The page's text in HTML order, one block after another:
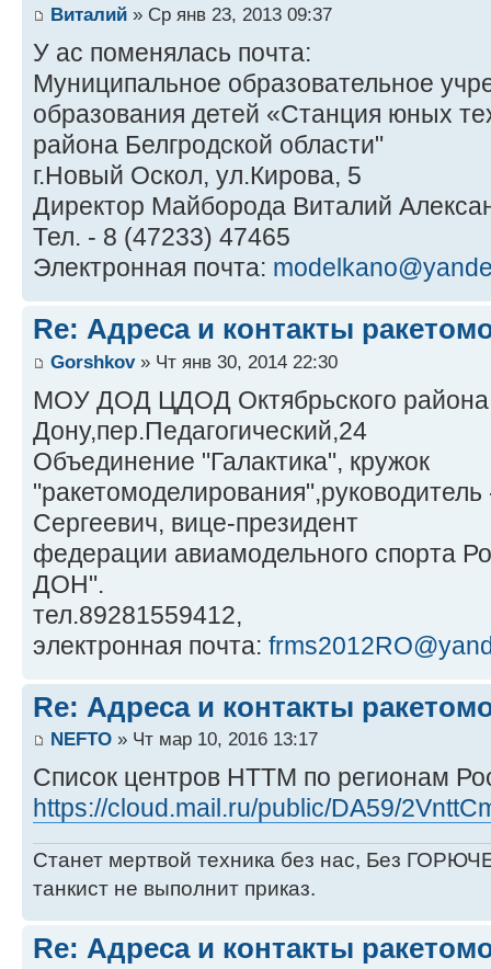
Виталий » Ср янв 23, 2013 09:37
У ас поменялась почта:
Муниципальное образовательное
образования детей «Станция юных
района Белгродской области"
г.Новый Оскол, ул.Кирова, 5
Директор Майборода Виталий
Тел. - 8 (47233) 47465
Электронная почта:
Re: Адреса и контакты
Gorshkov» Чт янв 30, 2014 22:30
МОУ ДОД ЦДОД Октябрьского района
Дону,пер.Педагогический,24
Объединение "Галактика", кружок
Сергеевич, вице-президент
федерации авиамодельного спорта
ДОН".
тел.89281559412,
электронная почта:
Re: Адреса и контакты
NEFTO » Чт мар 10, 2016 13:17
Список центров НТТМ по регионам
https://cloud.mail.ru/public/DA59/
Станет мертвой техника без нас, Без
танкист не выполнит приказ.
Re: Адреса и контакты